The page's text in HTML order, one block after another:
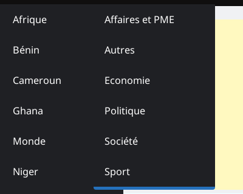
Afrique
Bénin
Cameroun
Ghana
Monde
Niger
Affaires et PME
Autres
Economie
Politique
Société
Sport